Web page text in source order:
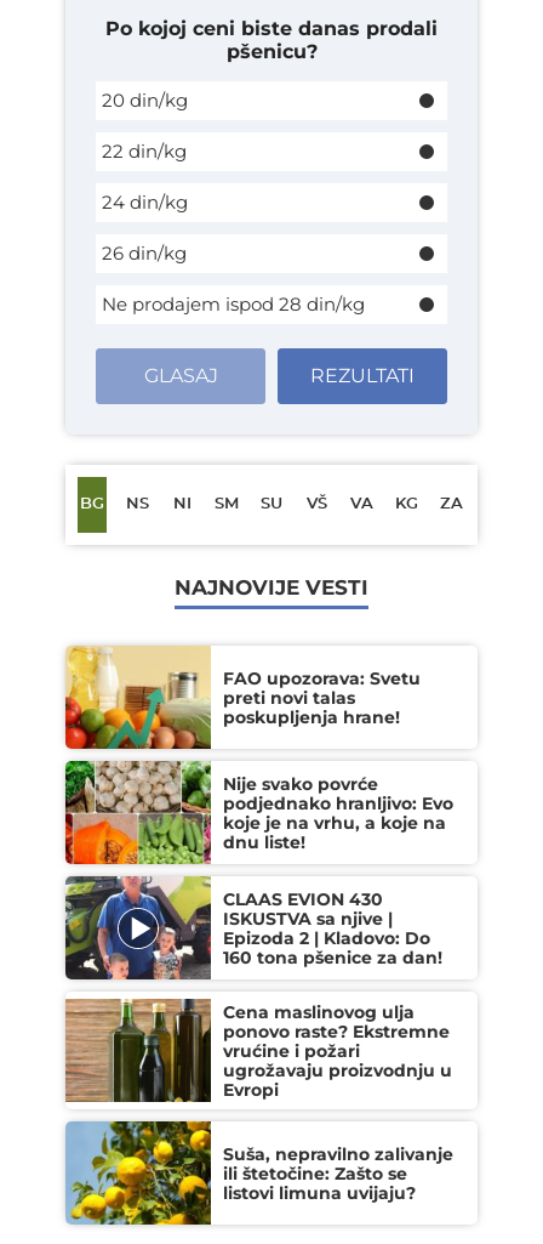
Po kojoj ceni biste danas prodali
pšenicu?
20 din/kg
22 din/kg
24 din/kg
26 din/kg
Ne prodajem ispod 28 din/kg
GLASAJ REZULTATI
BG NS NI SM SU VŠ VA KG ZA
NAJNOVIJE VESTI
FAO upozorava: Svetu
preti novi talas
poskupljenja hrane!
Nije svako povrće
podjednako hranljivo: Evo
koje je na vrhu, a koje na
dnu liste!
CLAAS EVION 430
ISKUSTVA sa njive |
Epizoda 2 | Kladovo: Do
160 tona pšenice za dan!
Cena maslinovog ulja
ponovo raste? Ekstremne
vrućine i požari
ugrožavaju proizvodnju u
Evropi
Suša, nepravilno zalivanje
ili štetočine: Zašto se
listovi limuna uvijaju?